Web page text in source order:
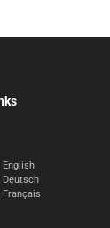
Deutsch